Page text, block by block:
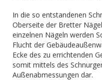
In die so entstandenen
Oberseite der Bretter
einzelnen Nägeln werden
Flucht der
Ecke des zu errichtenden
somit mittels des
Außenabmessungen dar.